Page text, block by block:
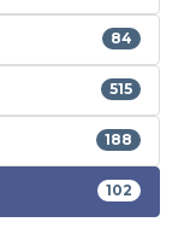
84
515
188
102